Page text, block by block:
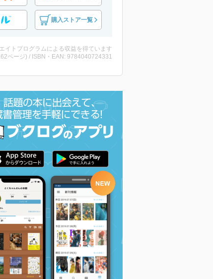
購入ストア一覧
イトプログラムによる収益を得ています
ページ) / ISBN・EAN: 9784040724331